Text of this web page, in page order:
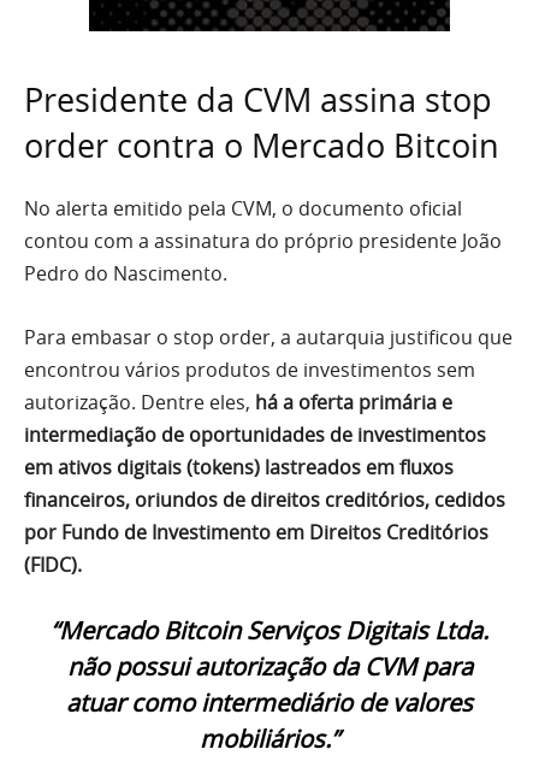
Presidente da CVM assina stop
order contra o Mercado Bitcoin
No alerta emitido pela CVM, o documento oficial
contou com a assinatura do próprio presidente João
Pedro do Nascimento.
Para embasar o stop order, a autarquia justificou que
encontrou vários produtos de investimentos sem
autorização. Dentre eles, há a oferta primária e
intermediação de oportunidades de investimentos
em ativos digitais (tokens) lastreados em fluxos
financeiros, oriundos de direitos creditórios, cedidos
por Fundo de Investimento em Direitos Creditórios
(FIDC).
“Mercado Bitcoin Serviços Digitais Ltda.
não possui autorização da CVM para
atuar como intermediário de valores
mobiliários.”